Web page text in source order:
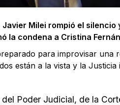
Javier Milei rompió el
la condena a Cristina
para improvisar una
están a la vista y la
Poder Judicial, de la